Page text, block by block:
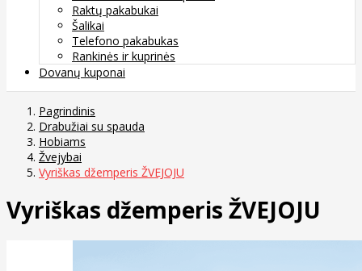
Raktų pakabukai
Šalikai
Telefono pakabukas
Rankinės ir kuprinės
Dovanų kuponai
Pagrindinis
Drabužiai su spauda
Hobiams
Žvejybai
Vyriškas džemperis ŽVEJOJU
Vyriškas džemperis ŽVEJOJU